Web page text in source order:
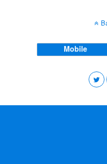
Mobile